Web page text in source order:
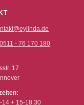
0511 - 76 170 180
17
14 + 15-18:30